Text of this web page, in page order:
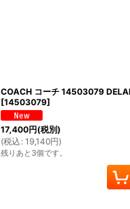
COACH コーチ 14503079
[14503079]
17,400円(税別)
(税込 : 19,140円)
残りあと3個です。